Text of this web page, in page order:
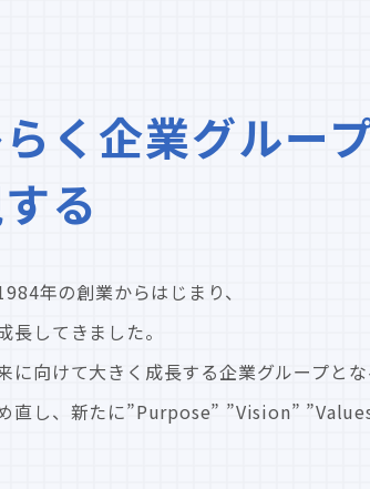
く企業グルー
る
年の創業からはじまり、
してきました。
向けて大きく成長する企業グループとな
直し、新たに”Purpose” ”Vision”